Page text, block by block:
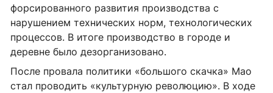
форсированного развития производства с
нарушением технических норм, технологических
процессов. В итоге производство в городе и
деревне было дезорганизовано.
После провала политики «большого скачка» Мао
стал проводить «культурную революцию». В ходе